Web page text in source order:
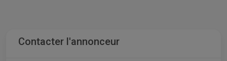
Contacter l'annonceur